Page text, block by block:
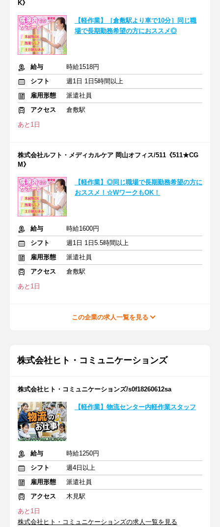
K》
【軽作業】［倉敷駅より車で10分］同じ職
場で長期勤務希望の方におススメ◎
給与
時給1518円
シフト
週1日 1日5時間以上
雇用形態
派遣社員
アクセス
倉敷駅
あと1日
株式会社ルフト・メディカルケア 岡山オフィス/511《511★CG
M》
【軽作業】◎同じ職場で長期勤務希望の方に
おススメ！☆WワークもOK！
給与
時給1600円
シフト
週1日 1日5.5時間以上
雇用形態
派遣社員
アクセス
倉敷駅
あと1日
この企業の求人一覧を見る
株式会社ヒト・コミュニケーションズ
株式会社ヒト・コミュニケーションズ/s0f18260612sa
【軽作業】物流センター内軽作業スタッフ
給与
時給1250円
シフト
週4日以上
雇用形態
派遣社員
アクセス
木見駅
あと1日
株式会社ヒト・コミュニケーションズの求人一覧を見る